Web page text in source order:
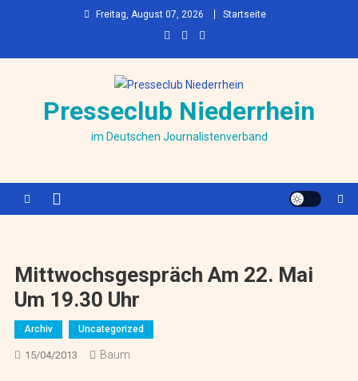
Freitag, August 07, 2026 Startseite
Presseclub Niederrhein
im Deutschen Journalistenverband
Mittwochsgespräch Am 22. Mai
Um 19.30 Uhr
Archiv Uncategorized
15/04/2013 Baum